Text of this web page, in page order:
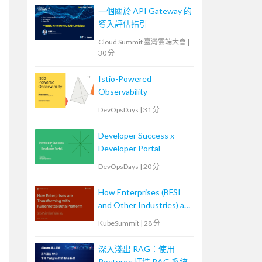
一個關於 API Gateway 的
導入評估指引
Cloud Summit 臺灣雲端大會 |
30 分
Istio-Powered
Observability
DevOpsDays | 31 分
Developer Success x
Developer Portal
DevOpsDays | 20 分
How Enterprises (BFSI
and Other Industries) are
Transforming with
Platforms
KubeSummit | 28 分
深入淺出 RAG：使用